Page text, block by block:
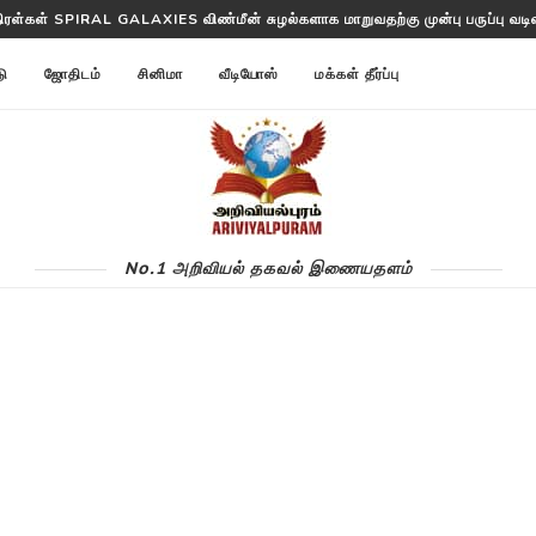
SPIRAL GALAXIES விண்மீன் சுழல்களாக மாறுவதற்கு முன்பு பருப்பு
ஜோதிடம் சினிமா வீடியோஸ் மக்கள் தீர்ப்பு
No.1 அறிவியல் தகவல் இணையதளம்